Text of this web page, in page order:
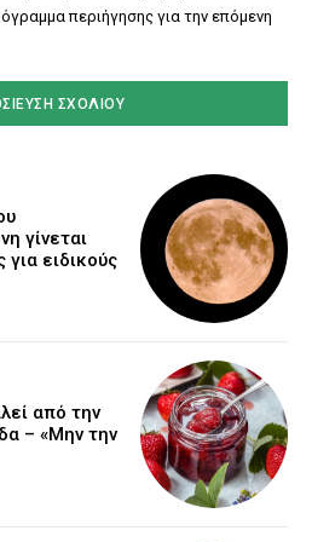
περιήγησης για την επόμενη
γίνεται
ειδικούς
από την
– «Μην την